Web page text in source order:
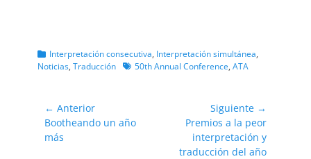
Categorias
Interpretación consecutiva, Interpretación simultánea,
Noticias, Traducción Etiquetas
50th Annual Conference, ATA
Navegación
de
entradas
← Anterior
Entrada
anterior:
Bootheando un año
más
Siguiente →
Entrada
siguiente:
Premios a la peor
interpretación y
traducción del año